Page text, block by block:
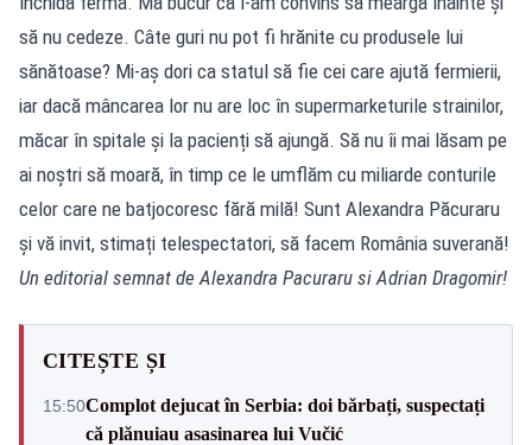
Un editorial semnat de Alexandra Pacuraru si Adrian Dragomir!
CITEȘTE ȘI
15:50Complot dejucat în Serbia: doi bărbați, suspectați
că plănuiau asasinarea lui Vučić